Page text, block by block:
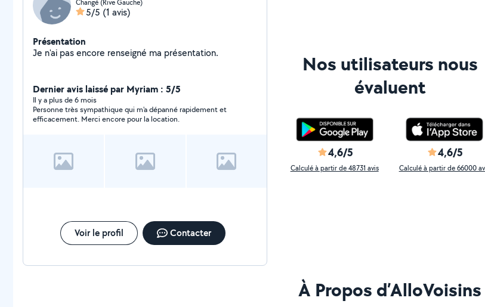
Changé (Rive Gauche)
5/5 (1 avis)
Présentation
Je n'ai pas encore renseigné ma présentation.
Dernier avis laissé par Myriam : 5/5
Il y a plus de 6 mois
Personne très sympathique qui m'a dépanné rapidement et
efficacement. Merci encore pour la location.
Voir le profil Contacter
Nos utilisateurs nous
évaluent
4,6/5
Calculé à partir de 48731 avis
4,6/5
Calculé à partir de 66000
À Propos d’AlloVoisins